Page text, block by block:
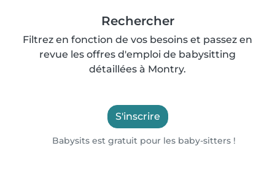
Rechercher
Filtrez en fonction de vos besoins et passez en
revue les offres d'emploi de babysitting
détaillées à Montry.
S'inscrire
Babysits est gratuit pour les baby-sitters !